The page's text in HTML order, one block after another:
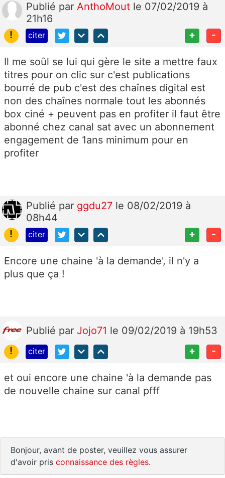
Publié par AnthoMout le 07/02/2019 à
21h16
!
citer + -
Il me soûl se lui qui gère le site a mettre faux
titres pour on clic sur c'est publications
bourré de pub c'est des chaînes digital est
non des chaînes normale tout les abonnés
box ciné + peuvent pas en profiter il faut être
abonné chez canal sat avec un abonnement
engagement de 1ans minimum pour en
profiter
Publié par ggdu27 le 08/02/2019 à
08h44
!
citer + -
Encore une chaine 'à la demande', il n'y a
plus que ça !
Publié par Jojo71 le 09/02/2019 à 19h53
!
citer + -
et oui encore une chaine 'à la demande pas
de nouvelle chaine sur canal pfff
Bonjour, avant de poster, veuillez vous assurer
d'avoir pris connaissance des règles.